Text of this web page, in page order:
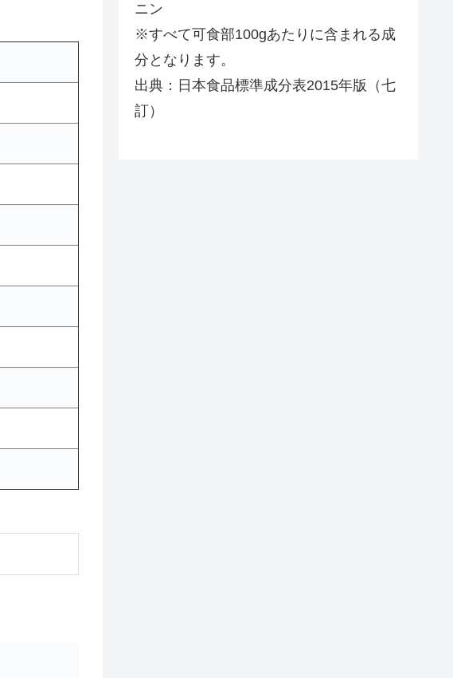
ニン
※すべて可食部100gあたりに含まれる成
分となります。
出典：日本食品標準成分表2015年版（七
訂）